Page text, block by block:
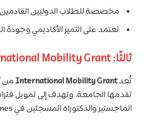
مخصصة للطلاب الدوليين القادمين
تعتمد على التميز الأكاديمي وجودة
ثالثًا: International Mobility Grant
تُعدInternational Mobility Grant من
تقدمها الجامعة، وتهدف إلى تمويل
الماجستير والدكتوراه المسجلين في Graduate Programmes.